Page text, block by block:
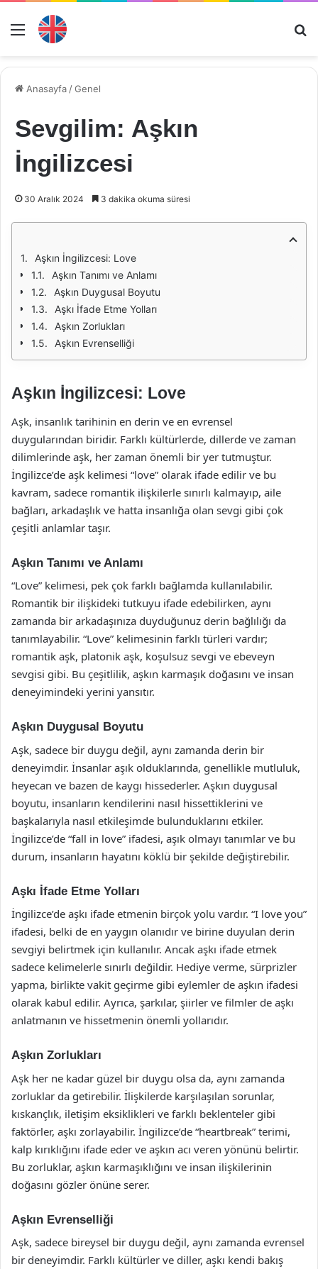
Menü
Anasayfa /Genel
Sevgilim: Aşkın
İngilizcesi
30 Aralık 2024 3 dakika okuma süresi
Aşkın İngilizcesi: Love
Aşkın Tanımı ve Anlamı
Aşkın Duygusal Boyutu
Aşkı İfade Etme Yolları
Aşkın Zorlukları
Aşkın Evrenselliği
Aşkın İngilizcesi: Love
Aşk, insanlık tarihinin en derin ve en evrensel
duygularından biridir. Farklı kültürlerde, dillerde ve zaman
dilimlerinde aşk, her zaman önemli bir yer tutmuştur.
İngilizce’de aşk kelimesi “love” olarak ifade edilir ve bu
kavram, sadece romantik ilişkilerle sınırlı kalmayıp, aile
bağları, arkadaşlık ve hatta insanlığa olan sevgi gibi çok
çeşitli anlamlar taşır.
Aşkın Tanımı ve Anlamı
“Love” kelimesi, pek çok farklı bağlamda kullanılabilir.
Romantik bir ilişkideki tutkuyu ifade edebilirken, aynı
zamanda bir arkadaşınıza duyduğunuz derin bağlılığı da
tanımlayabilir. “Love” kelimesinin farklı türleri vardır;
romantik aşk, platonik aşk, koşulsuz sevgi ve ebeveyn
sevgisi gibi. Bu çeşitlilik, aşkın karmaşık doğasını ve insan
deneyimindeki yerini yansıtır.
Aşkın Duygusal Boyutu
Aşk, sadece bir duygu değil, aynı zamanda derin bir
deneyimdir. İnsanlar aşık olduklarında, genellikle mutluluk,
heyecan ve bazen de kaygı hissederler. Aşkın duygusal
boyutu, insanların kendilerini nasıl hissettiklerini ve
başkalarıyla nasıl etkileşimde bulunduklarını etkiler.
İngilizce’de “fall in love” ifadesi, aşık olmayı tanımlar ve bu
durum, insanların hayatını köklü bir şekilde değiştirebilir.
Aşkı İfade Etme Yolları
İngilizce’de aşkı ifade etmenin birçok yolu vardır. “I love you”
ifadesi, belki de en yaygın olanıdır ve birine duyulan derin
sevgiyi belirtmek için kullanılır. Ancak aşkı ifade etmek
sadece kelimelerle sınırlı değildir. Hediye verme, sürprizler
yapma, birlikte vakit geçirme gibi eylemler de aşkın ifadesi
olarak kabul edilir. Ayrıca, şarkılar, şiirler ve filmler de aşkı
anlatmanın ve hissetmenin önemli yollarıdır.
Aşkın Zorlukları
Aşk her ne kadar güzel bir duygu olsa da, aynı zamanda
zorluklar da getirebilir. İlişkilerde karşılaşılan sorunlar,
kıskançlık, iletişim eksiklikleri ve farklı beklenteler gibi
faktörler, aşkı zorlayabilir. İngilizce’de “heartbreak” terimi,
kalp kırıklığını ifade eder ve aşkın acı veren yönünü belirtir.
Bu zorluklar, aşkın karmaşıklığını ve insan ilişkilerinin
doğasını gözler önüne serer.
Aşkın Evrenselliği
Aşk, sadece bireysel bir duygu değil, aynı zamanda evrensel
bir deneyimdir. Farklı kültürler ve diller, aşkı kendi bakış